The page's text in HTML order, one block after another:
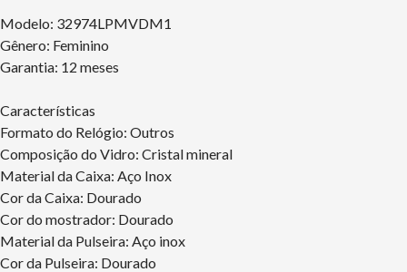
Modelo: 32974LPMVDM1
Gênero: Feminino
Garantia: 12 meses
Características
Formato do Relógio: Outros
Composição do Vidro: Cristal mineral
Material da Caixa: Aço Inox
Cor da Caixa: Dourado
Cor do mostrador: Dourado
Material da Pulseira: Aço inox
Cor da Pulseira: Dourado